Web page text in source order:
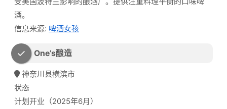
酒。
信息来源: 啤酒女孩
One’s酿造
神奈川县横滨市
状态
计划开业（2025年6月）